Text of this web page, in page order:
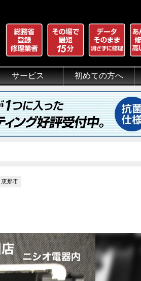
サービス
スマホコーティング G-PACK
iPhone買取
iFace
iRing
Qubii
出張修理（iWorker）
代行修理サービス（同業者様）
初めての方へ
当店の特徴
総務省登録修理業者
マンガでわかるモバイル
クリーニング
グループ全体の部品の安
悪質な部品に注意
フロントパネルについて
有機ELパネル（OLED）
バッテリーについて
恵那市